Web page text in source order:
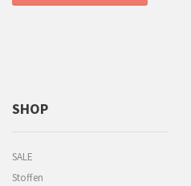
SHOP
SALE
Stoffen